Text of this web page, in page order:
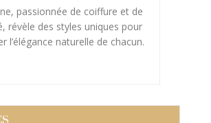
passionnée de coiffure et de
révèle des styles uniques pour
l’élégance naturelle de chacun.